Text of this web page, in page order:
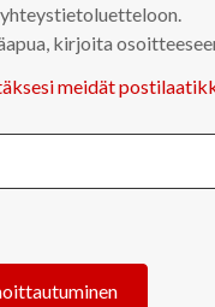
kirjoita
meidät